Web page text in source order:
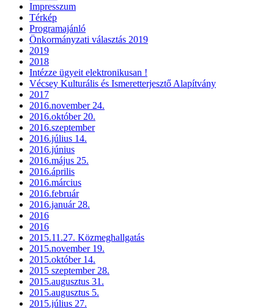
Impresszum
Térkép
Programajánló
Önkormányzati választás 2019
2019
2018
Intézze ügyeit elektronikusan !
Vécsey Kulturális és Ismeretterjesztő Alapítvány
2017
2016.november 24.
2016.október 20.
2016.szeptember
2016.július 14.
2016.június
2016.május 25.
2016.április
2016.március
2016.február
2016.január 28.
2016
2016
2015.11.27. Közmeghallgatás
2015.november 19.
2015.október 14.
2015 szeptember 28.
2015.augusztus 31.
2015.augusztus 5.
2015.július 27.